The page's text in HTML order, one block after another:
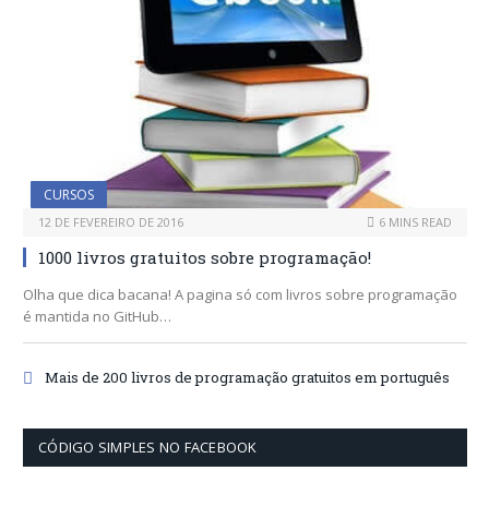
CURSOS
12 DE FEVEREIRO DE 2016 6 MINS READ
1000 livros gratuitos sobre programação!
Olha que dica bacana! A pagina só com livros sobre programação
é mantida no GitHub…
Mais de 200 livros de programação gratuitos em português
CÓDIGO SIMPLES NO FACEBOOK